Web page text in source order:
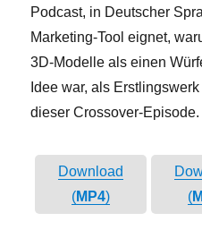
Podcast, in Deutscher
Marketing-Tool eignet,
3D-Modelle als einen
Idee war, als
dieser Crossover-Episode.
Download
(MP4)
(